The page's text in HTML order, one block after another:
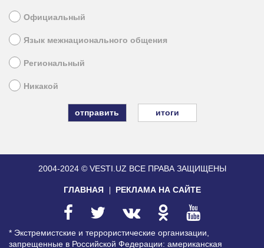
Официальный
Язык межнационального общения
Региональный
Никакой
итоги
2004-2024 © VESTI.UZ ВСЕ ПРАВА ЗАЩИЩЕНЫ
ГЛАВНАЯ РЕКЛАМА НА САЙТЕ
* Экстремистские и террористические организации,
запрещенные в Российской Федерации: американская